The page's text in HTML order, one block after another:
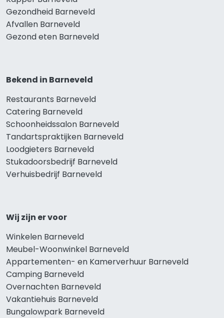
Gezondheid Barneveld
Afvallen Barneveld
Gezond eten Barneveld
Bekend in Barneveld
Restaurants Barneveld
Catering Barneveld
Schoonheidssalon Barneveld
Tandartspraktijken Barneveld
Loodgieters Barneveld
Stukadoorsbedrijf Barneveld
Verhuisbedrijf Barneveld
Wij zijn er voor
Winkelen Barneveld
Meubel-Woonwinkel Barneveld
Appartementen- en Kamerverhuur Barneveld
Camping Barneveld
Overnachten Barneveld
Vakantiehuis Barneveld
Bungalowpark Barneveld